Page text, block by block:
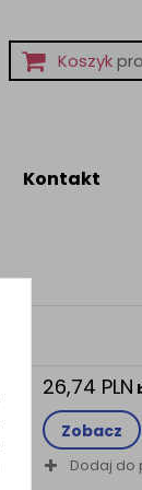
Koszyk
Kontakt
26,74 PLN
Zobacz
Dodaj do